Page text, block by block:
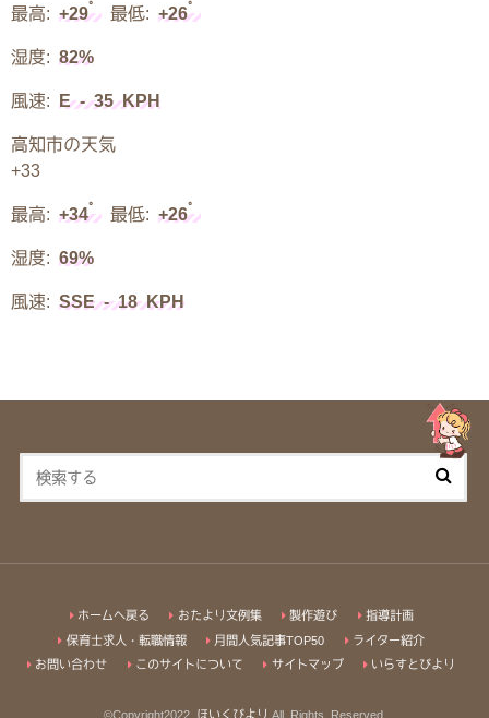
最高: +29° 最低: +26°
湿度: 82%
風速: E - 35 KPH
高知市の天気
+33
最高: +34° 最低: +26°
湿度: 69%
風速: SSE - 18 KPH
ホームへ戻る おたより文例集 製作遊び 指導計画
保育士求人・転職情報 月間人気記事TOP50 ライター紹介
お問い合わせ このサイトについて サイトマップ いらすとびより
©Copyright2022 ほいくびより .All Rights Reserved.